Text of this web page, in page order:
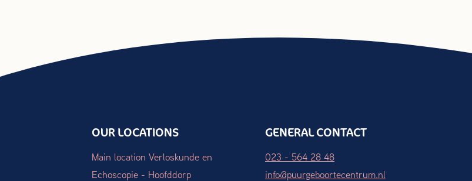
OUR LOCATIONS
Main location Verloskunde en
Echoscopie - Hoofddorp
GENERAL CONTACT
023 - 564 28 48
info@puurgeboortecentrum.nl